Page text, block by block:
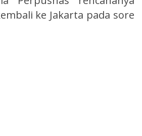
ke Jakarta pada sore